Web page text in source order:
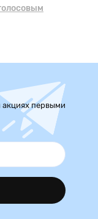
первыми